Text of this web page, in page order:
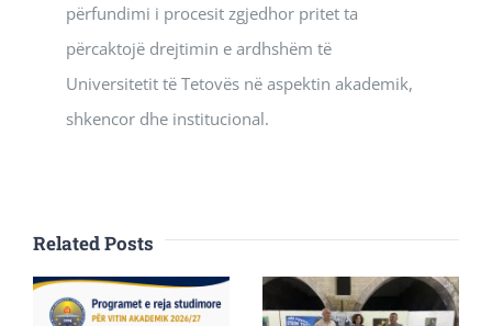
përfundimi i procesit zgjedhor pritet ta
përcaktojë drejtimin e ardhshëm të
Universitetit të Tetovës në aspektin akademik,
shkencor dhe institucional.
Related Posts